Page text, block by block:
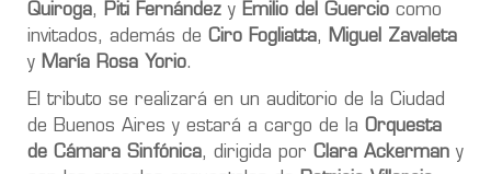
Quiroga, Piti Fernández y Emilio del Guercio como
invitados, además de Ciro Fogliatta,
Miguel Zavaleta
y María Rosa Yorio.
El tributo se realizará en un auditorio de la Ciudad
de Buenos Aires y estará a cargo de la Orquesta
de Cámara Sinfónica, dirigida por Clara Ackerman y